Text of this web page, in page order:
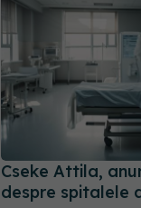
Cseke Attila,
despre spitalele